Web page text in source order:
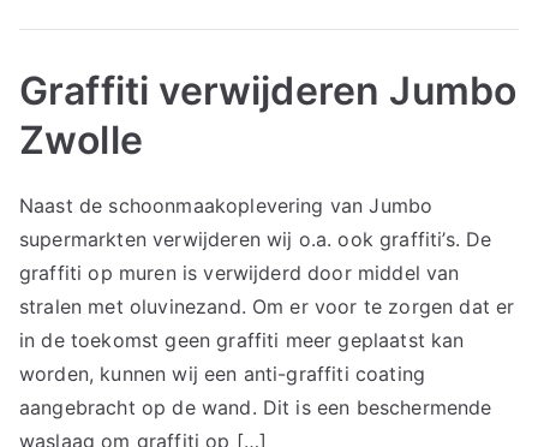
Graffiti verwijderen Jumbo
Zwolle
Naast de schoonmaakoplevering van Jumbo
supermarkten verwijderen wij o.a. ook graffiti’s. De
graffiti op muren is verwijderd door middel van
stralen met oluvinezand. Om er voor te zorgen dat er
in de toekomst geen graffiti meer geplaatst kan
worden, kunnen wij een anti-graffiti coating
aangebracht op de wand. Dit is een beschermende
waslaag om graffiti op […]